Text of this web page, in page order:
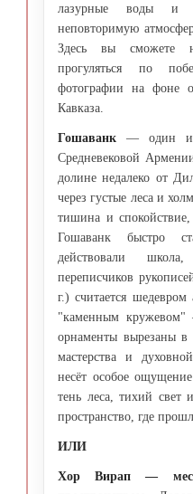
лазурные воды и
неповторимую
Здесь вы сможете
прогуляться по
фотографии на фоне
Кавказа.
Гошаванк — один из
Средневековой
долине недалеко от
через густые леса и
тишина и спокойствие,
Гошаванк быстро
действовали
переписчиков
г.) считается
"каменным кружевом"
орнаменты вырезаны в
мастерства и
несёт особое
тень леса, тихий свет
пространство, где
ИЛИ
Хор Вирап —